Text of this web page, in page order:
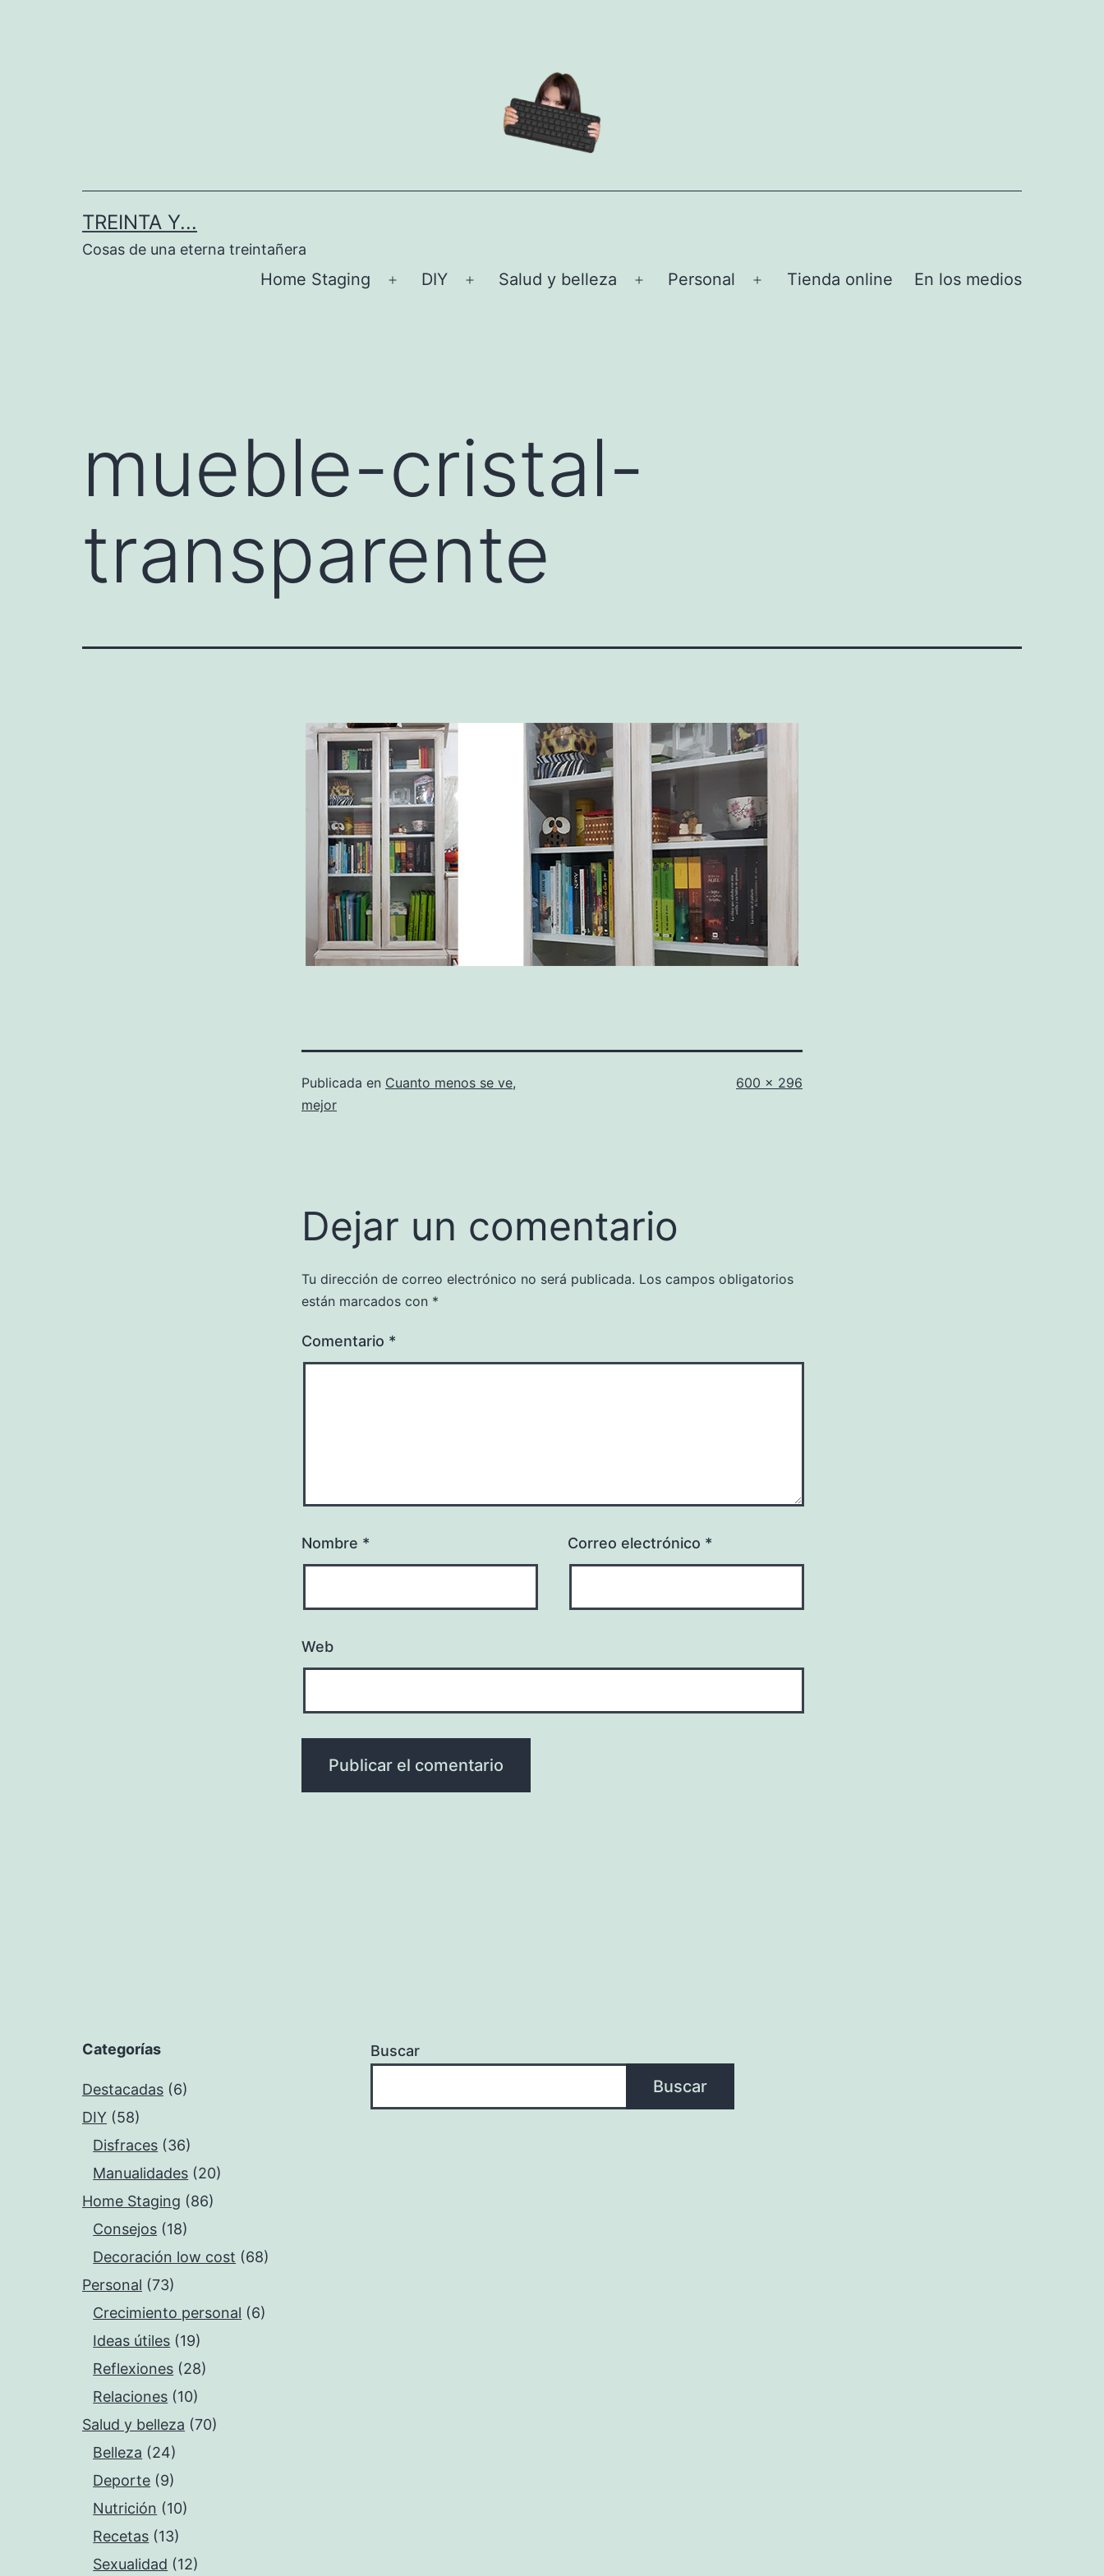
TREINTA Y...
Cosas de una eterna treintañera
Home Staging
Abrir
DIY
Abrir
Salud y belleza
Abrir
Personal
Abrir
Tienda online En los medios
mueble-cristal-
transparente
Publicada en Cuanto menos se ve,
mejor
Tamaño
600 × 296
Dejar un comentario
Tu dirección de correo electrónico no será publicada. Los campos obligatorios
están marcados con *
Comentario *
Nombre * Correo electrónico *
Web
Categorías
Destacadas (6)
DIY (58)
Disfraces (36)
Manualidades (20)
Home Staging (86)
Consejos (18)
Decoración low cost (68)
Personal (73)
Crecimiento personal (6)
Ideas útiles (19)
Reflexiones (28)
Relaciones (10)
Salud y belleza (70)
Belleza (24)
Deporte (9)
Nutrición (10)
Recetas (13)
Sexualidad (12)
Buscar
Buscar